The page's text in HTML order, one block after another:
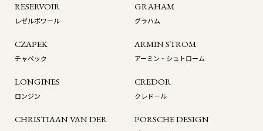
RESERVOIR
レゼルボワール
GRAHAM
グラハム
CZAPEK
チャペック
ARMIN STROM
アーミン・シュトローム
LONGINES
ロンジン
CREDOR
クレドール
CHRISTIAAN VAN DER
PORSCHE DESIGN